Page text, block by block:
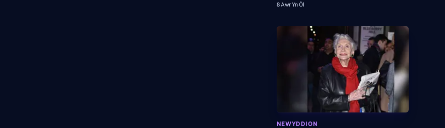
8 Awr Yn Ôl
NEWYDDION